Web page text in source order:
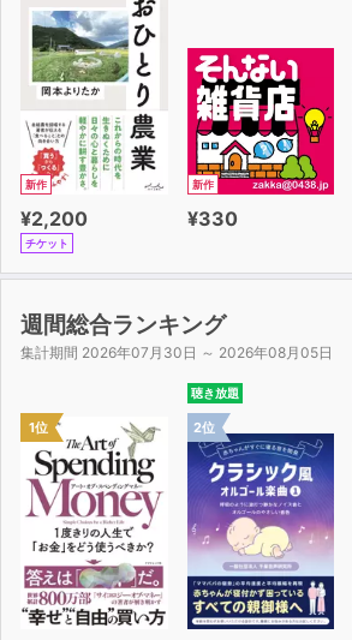
新作
¥2,200
チケット
新作
¥330
週間総合ランキング
集計期間 2026年07月30日 ～ 2026年08月05日
1位
聴き放題
2位